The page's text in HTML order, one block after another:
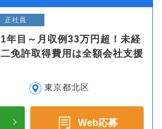
正社員
1年目～月収例33万円超！未経
免許取得費用は全額会社支援
東京都北区
Web応募